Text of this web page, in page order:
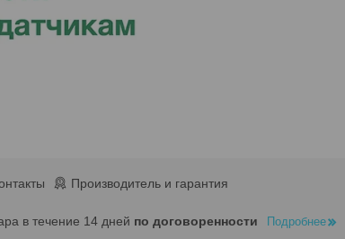
Производитель и гарантия
в течение 14 дней по договоренности Подробнее